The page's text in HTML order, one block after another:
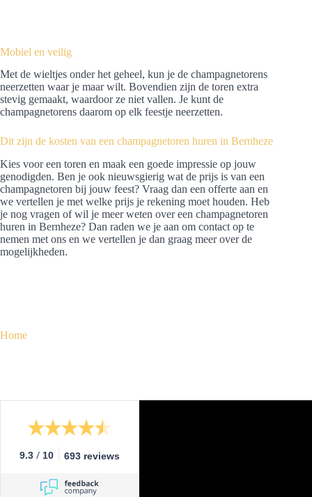
Mobiel en veilig
Met de wieltjes onder het geheel, kun je de champagnetorens
neerzetten waar je maar wilt. Bovendien zijn de toren extra
stevig gemaakt, waardoor ze niet vallen. Je kunt de
champagnetorens daarom op elk feestje neerzetten.
Dit zijn de kosten van een champagnetoren huren in Bernheze
Kies voor een toren en maak een goede impressie op jouw
genodigden. Ben je ook nieuwsgierig wat de prijs is van een
champagnetoren bij jouw feest? Vraag dan een offerte aan en
we vertellen je met welke prijs je rekening moet houden. Heb
je nog vragen of wil je meer weten over een champagnetoren
huren in Bernheze? Dan raden we je aan om contact op te
nemen met ons en we vertellen je dan graag meer over de
mogelijkheden.
Home
9.3 / 10 693 reviews